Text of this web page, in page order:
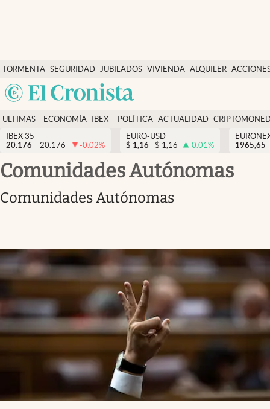
TORMENTA SEGURIDAD
SOCIAL
JUBILADOS VIVIENDA ALQUILER
USA
Economía y finanzas
Política
Actualidad
Criptomonedas
España
ULTIMAS
NOTICIAS
ECONOMÍA
FINANZAS
IBEX
EURO
POLÍTICA ACTUALIDAD
IBEX 35
20.176
20.176 -0.02%
EURO-USD
$ 1,16 $ 1,16 0.01%
1965,65
Comunidades Autónomas
Comunidades Autónomas